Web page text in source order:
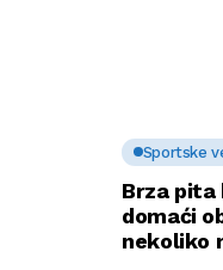
Sportske
Brza pita
domaći
nekoliko